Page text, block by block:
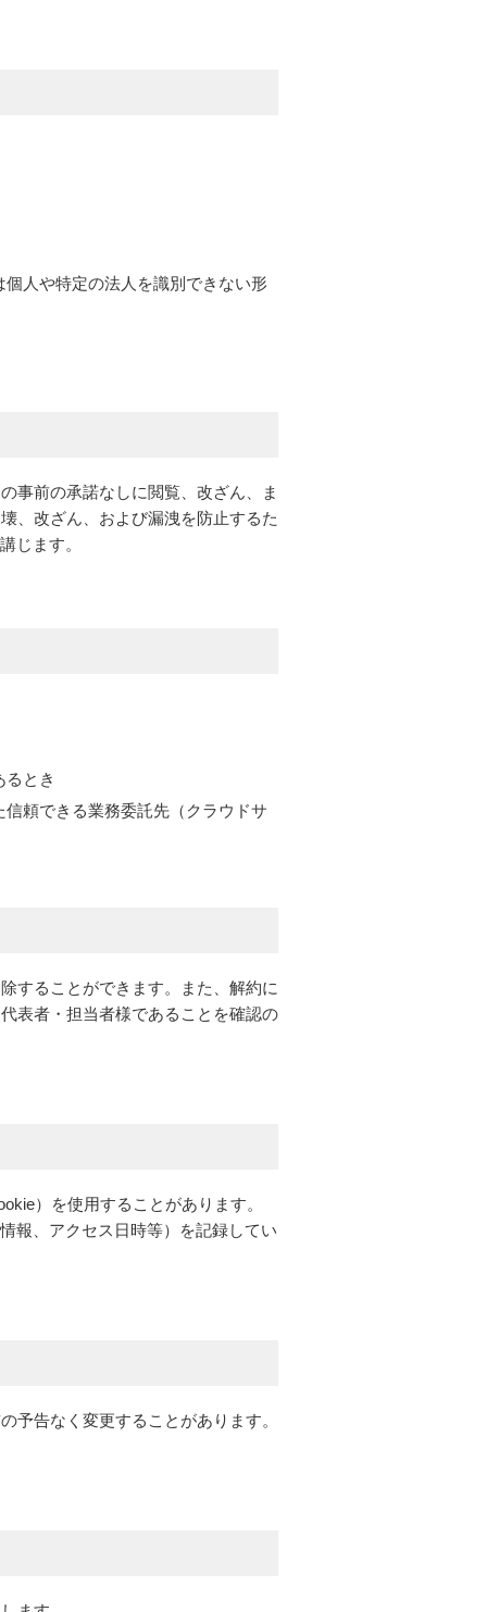
人や特定の法人を識別できない形
事前の承諾なしに閲覧、改ざん、ま
、改ざん、および漏洩を防止するた
じます。
とき
頼できる業務委託先（クラウドサ
することができます。また、解約に
表者・担当者様であることを確認の
）を使用することがあります。
報、アクセス日時等）を記録してい
予告なく変更することがあります。